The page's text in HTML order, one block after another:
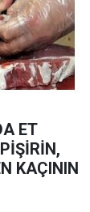
ET
KAÇININ